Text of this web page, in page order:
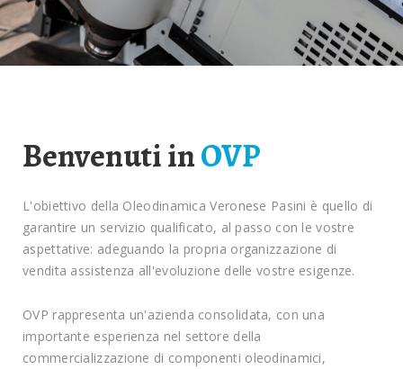
Benvenuti inOVP
L'obiettivo della Oleodinamica Veronese Pasini è quello di
garantire un servizio qualificato, al passo con le vostre
aspettative: adeguando la propria organizzazione di
vendita assistenza all'evoluzione delle vostre esigenze.
OVP rappresenta un'azienda consolidata, con una
importante esperienza nel settore della
commercializzazione di componenti oleodinamici,